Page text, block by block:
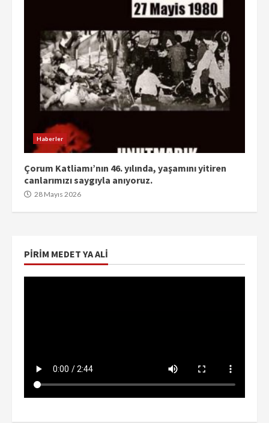
Haberler
Çorum Katliamı’nın 46. yılında, yaşamını yitiren
canlarımızı saygıyla anıyoruz.
28 Mayıs 2026
PIRIM MEDET YA ALI